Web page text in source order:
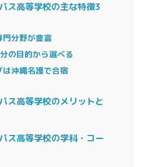
ス高等学校の主な特徴3
門分野が豊富
の目的から選べる
沖縄名護で合宿
ス高等学校のメリットと
ス高等学校の学科・コー